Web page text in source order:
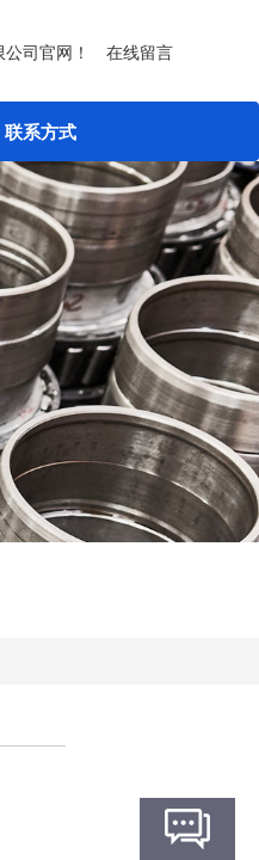
司官网！ 在线留言
联系方式